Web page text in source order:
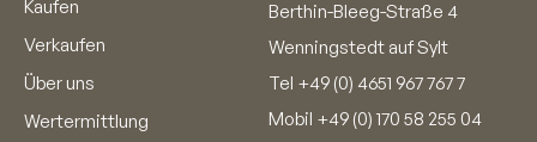
Kaufen
Verkaufen
Über uns
Wertermittlung
Berthin-Bleeg-Straße 4
Wenningstedt auf Sylt
Tel +49 (0) 4651 967 767 7
Mobil +49 (0) 170 58 255 04